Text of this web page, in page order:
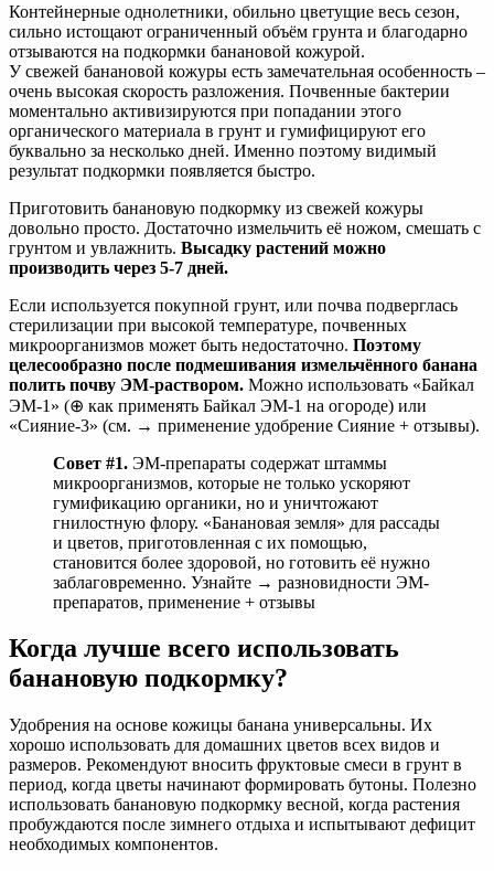
Контейнерные однолетники, обильно цветущие весь сезон,
сильно истощают ограниченный объём грунта и благодарно
отзываются на подкормки банановой кожурой.
У свежей банановой кожуры есть замечательная особенность –
очень высокая скорость разложения. Почвенные бактерии
моментально активизируются при попадании этого
органического материала в грунт и гумифицируют его
буквально за несколько дней. Именно поэтому видимый
результат подкормки появляется быстро.
Приготовить банановую подкормку из свежей кожуры
довольно просто. Достаточно измельчить её ножом, смешать с
грунтом и увлажнить. Высадку растений можно
производить через 5-7 дней.
Если используется покупной грунт, или почва подверглась
стерилизации при высокой температуре, почвенных
микроорганизмов может быть недостаточно. Поэтому
целесообразно после подмешивания измельчённого банана
полить почву ЭМ-раствором. Можно использовать «Байкал
ЭМ-1» (⊕ как применять Байкал ЭМ-1 на огороде) или
«Сияние-3» (см. → применение удобрение Сияние + отзывы).
Совет #1. ЭМ-препараты содержат штаммы
микроорганизмов, которые не только ускоряют
гумификацию органики, но и уничтожают
гнилостную флору. «Банановая земля» для рассады
и цветов, приготовленная с их помощью,
становится более здоровой, но готовить её нужно
заблаговременно. Узнайте → разновидности ЭМ-
препаратов, применение + отзывы
Когда лучше всего использовать
банановую подкормку?
Удобрения на основе кожицы банана универсальны. Их
хорошо использовать для домашних цветов всех видов и
размеров. Рекомендуют вносить фруктовые смеси в грунт в
период, когда цветы начинают формировать бутоны. Полезно
использовать банановую подкормку весной, когда растения
пробуждаются после зимнего отдыха и испытывают дефицит
необходимых компонентов.